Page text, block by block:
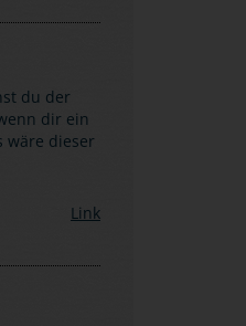
du der
dir ein
wäre dieser
Link